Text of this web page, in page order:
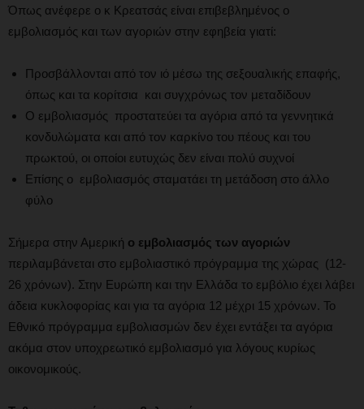
Όπως ανέφερε ο κ Κρεατσάς είναι επιβεβλημένος ο
εμβολιασμός και των αγοριών στην εφηβεία γιατί:
Προσβάλλονται από τον ιό μέσω της σεξουαλικής επαφής,
όπως και τα κορίτσια και συγχρόνως τον μεταδίδουν
Ο εμβολιασμός προστατεύει τα αγόρια από τα γεννητικά
κονδυλώματα και από τον καρκίνο του πέους και του
πρωκτού, οι οποίοι ευτυχώς δεν είναι πολύ συχνοί
Επίσης ο εμβολιασμός σταματάει τη μετάδοση στο άλλο
φύλο
Σήμερα στην Αμερική ο εμβολιασμός των αγοριών
περιλαμβάνεται στο εμβολιαστικό πρόγραμμα της χώρας (12-
26 χρόνων). Στην Ευρώπη και την Ελλάδα το εμβόλιο έχει λάβει
άδεια κυκλοφορίας και για τα αγόρια 12 μέχρι 15 χρόνων. Το
Εθνικό πρόγραμμα εμβολιασμών δεν έχει εντάξει τα αγόρια
ακόμα στον υποχρεωτικό εμβολιασμό για λόγους κυρίως
οικονομικούς.